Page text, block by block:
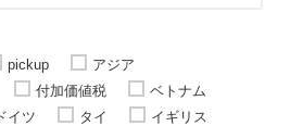
pickup
アジア
付加価値税
ベトナム
ドイツ タイ
イギリス